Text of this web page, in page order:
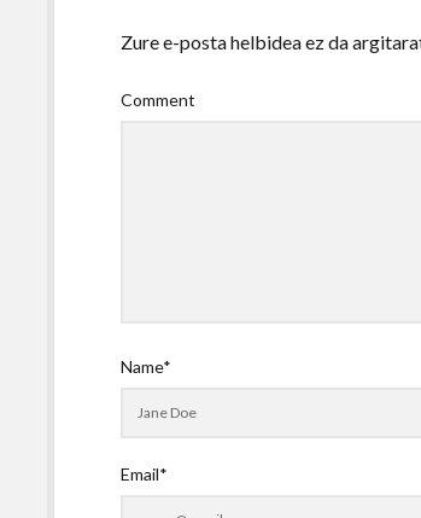
Zure e-posta helbidea ez da
Comment
Name*
Email*